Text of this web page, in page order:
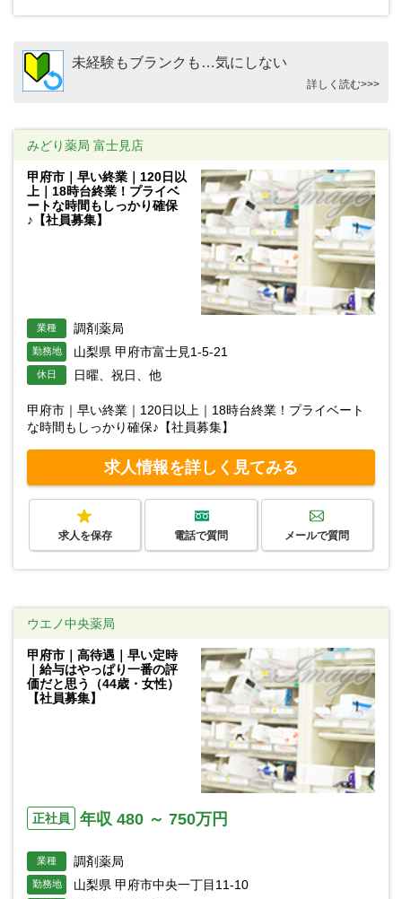
未経験もブランクも…気にしない
詳しく読む>>>
みどり薬局 富士見店
甲府市｜早い終業｜120日以
上｜18時台終業！プライベ
ートな時間もしっかり確保
♪【社員募集】
業種 調剤薬局
勤務地 山梨県 甲府市富士見1-5-21
休日 日曜、祝日、他
甲府市｜早い終業｜120日以上｜18時台終業！プライベート
な時間もしっかり確保♪【社員募集】
求人情報を詳しく見てみる
求人を保存 電話で質問 メールで質問
ウエノ中央薬局
甲府市｜高待遇｜早い定時
｜給与はやっぱり一番の評
価だと思う（44歳・女性）
【社員募集】
正社員 年収 480 ～ 750万円
業種 調剤薬局
勤務地 山梨県 甲府市中央一丁目11-10